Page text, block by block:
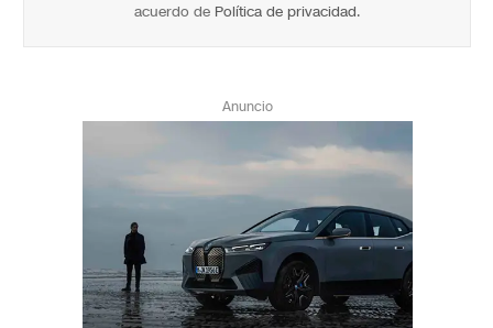
acuerdo de Política de privacidad.
Anuncio